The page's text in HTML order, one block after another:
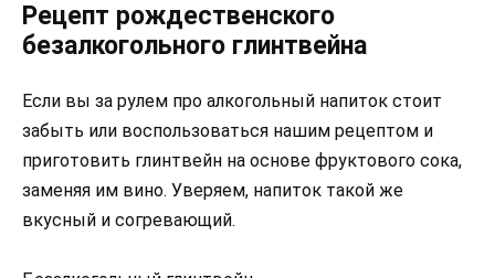
Рецепт рождественского
безалкогольного глинтвейна
Если вы за рулем про алкогольный напиток стоит
забыть или воспользоваться нашим рецептом и
приготовить глинтвейн на основе фруктового сока,
заменяя им вино. Уверяем, напиток такой же
вкусный и согревающий.